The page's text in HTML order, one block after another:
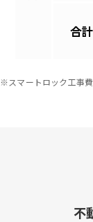
合計
※スマートロック工事費
不